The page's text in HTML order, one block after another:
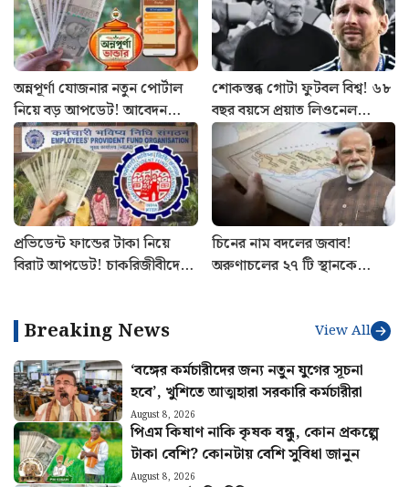
অন্নপূর্ণা যোজনার নতুন পোর্টাল
নিয়ে বড় আপডেট! আবেদন
থেকে স্ট্যাটাস চেক কীভাবে
জানুন
শোকস্তব্ধ গোটা ফুটবল বিশ্ব! ৬৮
বছর বয়সে প্রয়াত লিওনেল
মেসির বাবা
প্রভিডেন্ট ফান্ডের টাকা নিয়ে
বিরাট আপডেট! চাকরিজীবীদের
চিনের নাম বদলের জবাব!
অরুণাচলের ২৭ টি স্থানকে
Breaking News View All
‘বঙ্গের কর্মচারীদের জন্য নতুন যুগের সূচনা
হবে’, খুশিতে আত্মহারা সরকারি কর্মচারীরা
August 8, 2026
পিএম কিষাণ নাকি কৃষক বন্ধু, কোন প্রকল্পে
টাকা বেশি? কোনটায় বেশি সুবিধা জানুন
August 8, 2026